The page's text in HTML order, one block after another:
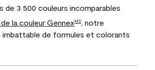
de 3 500 couleurs incomparables
la couleur GennexMD
, notre
imbattable de formules et colorants